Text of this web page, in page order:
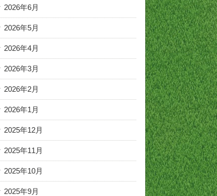
2026年6月
2026年5月
2026年4月
2026年3月
2026年2月
2026年1月
2025年12月
2025年11月
2025年10月
2025年9月